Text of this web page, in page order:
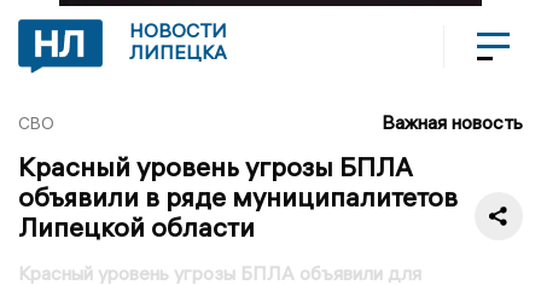
НОВОСТИ
ЛИПЕЦКА
СВО Важная новость
Красный уровень угрозы БПЛА
объявили в ряде муниципалитетов
Липецкой области
Красный уровень угрозы БПЛА объявили для